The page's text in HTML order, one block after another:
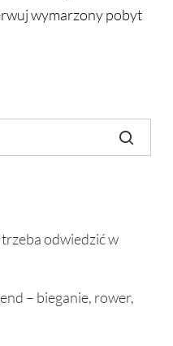
wymarzony pobyt
odwiedzić w
– bieganie, rower,